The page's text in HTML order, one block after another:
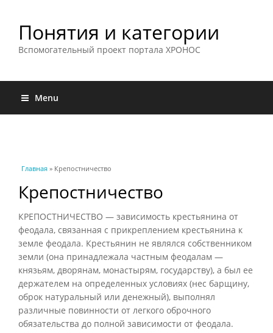
Понятия и категории
Вспомогательный проект портала ХРОНОС
Menu
Вы здесь
Главная » Крепостничество
Крепостничество
КРЕПОСТНИЧЕСТВО — зависимость крестьянина от
феодала, связанная с прикреплением крестьянина к
земле феодала. Крестьянин не являлся собственником
земли (она принадлежала частным феодалам —
князьям, дворянам, монастырям, государству), а был ее
держателем на определенных условиях (нес барщину,
оброк натуральный или денежный), выполнял
различные повинности от легкого оброчного
обязательства до полной зависимости от феодала.